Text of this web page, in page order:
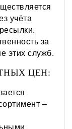
учёта
за
этих служб.
ЦЕН:
–